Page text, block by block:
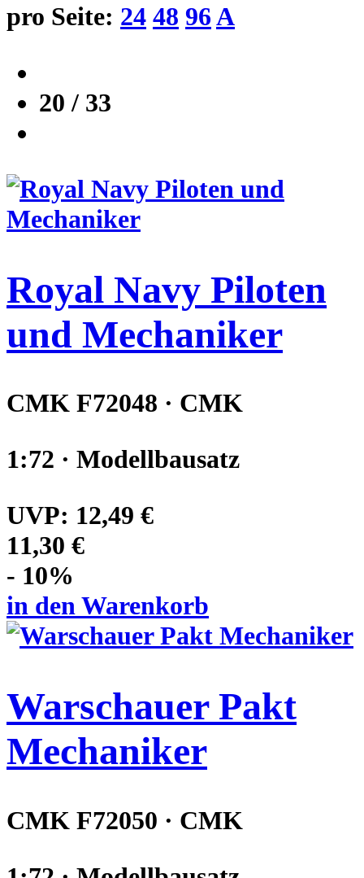
pro Seite: 24 48 96A
20 / 33
Royal Navy Piloten
und Mechaniker
CMK F72048 · CMK
1:72 · Modellbausatz
UVP: 12,49 €
11,30 €
- 10%
in den Warenkorb
Warschauer Pakt
Mechaniker
CMK F72050 · CMK